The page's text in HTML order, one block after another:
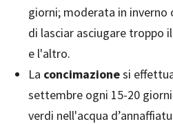
giorni; moderata in inverno
di lasciar asciugare troppo
e l'altro.
La concimazionesi
settembre ogni 15-20
verdi nell'acqua